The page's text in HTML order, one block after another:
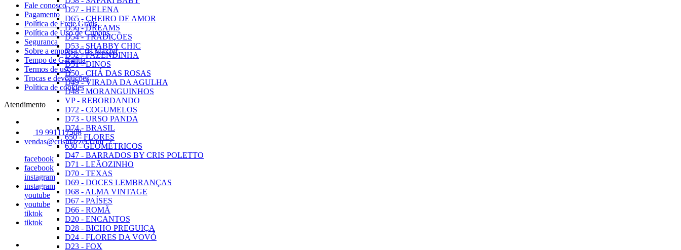
D57 - HELENA
D65 - CHEIRO DE AMOR
D56 - DREAMS
D54 - TRADIÇÕES
D53 - SHABBY CHIC
D52 - FAZENDINHA
D51 - DINOS
D50 - CHÁ DAS ROSAS
D49 - VIRADA DA AGULHA
D48 - MORANGUINHOS
VP - REBORDANDO
D72 - COGUMELOS
D73 - URSO PANDA
D74 - BRASIL
650 - FLORES
630 - GEOMÉTRICOS
D47 - BARRADOS BY CRIS POLETTO
D71 - LEÃOZINHO
D70 - TEXAS
D69 - DOCES LEMBRANÇAS
D68 - ALMA VINTAGE
D67 - PAÍSES
D66 - ROMÃ
D20 - ENCANTOS
D28 - BICHO PREGUIÇA
D24 - FLORES DA VOVÓ
D23 - FOX
Fale conosco
Pagamento
Política de Frete Grátis
Política de Uso de Cupons
Seguranca
Sobre a empresa Cris Mazzer
Tempo de Garantia
Termos de uso
Trocas e devoluções
Política de cookies
Atendimento
19 991117508
vendas@crismazzer.com
facebook
facebook
instagram
instagram
youtube
youtube
tiktok
tiktok